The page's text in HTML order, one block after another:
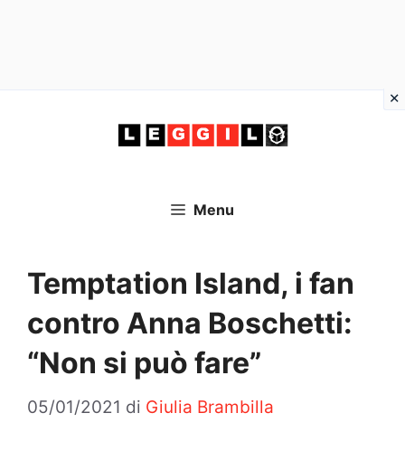
Menu
Temptation Island, i fan
contro Anna Boschetti:
“Non si può fare”
05/01/2021 di Giulia Brambilla